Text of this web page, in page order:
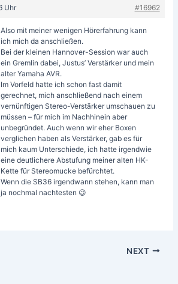
Uhr
#16962
Also mit meiner wenigen Hörerfahrung kann
ich mich da anschließen.
Bei der kleinen Hannover-Session war auch
ein Gremlin dabei, Justus’ Verstärker und mein
alter Yamaha AVR.
Im Vorfeld hatte ich schon fast damit
gerechnet, mich anschließend nach einem
vernünftigen Stereo-Verstärker umschauen zu
müssen – für mich im Nachhinein aber
unbegründet. Auch wenn wir eher Boxen
verglichen haben als Verstärker, gab es für
mich kaum Unterschiede, ich hatte irgendwie
eine deutlichere Abstufung meiner alten HK-
Kette für Stereomucke befürchtet.
Wenn die SB36 irgendwann stehen, kann man
ja nochmal nachtesten 😉
NEXT